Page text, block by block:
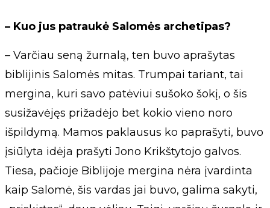
– Kuo jus patraukė Salomės archetipas?
– Varčiau seną žurnalą, ten buvo aprašytas
biblijinis Salomės mitas. Trumpai tariant, tai
mergina, kuri savo patėviui sušoko šokį, o šis
susižavėjęs prižadėjo bet kokio vieno noro
išpildymą. Mamos paklausus ko paprašyti, buvo
įsiūlyta idėja prašyti Jono Krikštytojo galvos.
Tiesa, pačioje Biblijoje mergina nėra įvardinta
kaip Salomė, šis vardas jai buvo, galima sakyti,